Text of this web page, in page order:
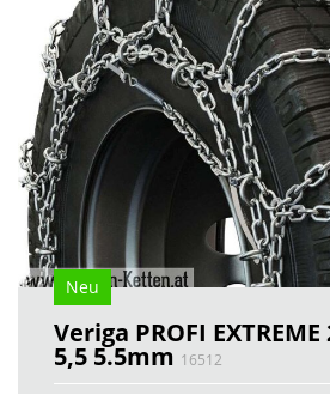
Neu
Veriga PROFI EXTREME
5,5 5.5mm 16512